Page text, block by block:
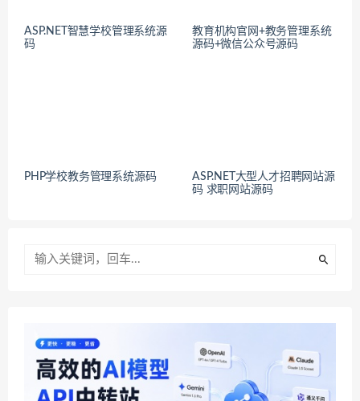
ASP.NET智慧学校管理系统源
码
教育机构官网+教务管理系统
源码+微信公众号源码
PHP学校教务管理系统源码
ASP.NET大型人才招聘网站源
码 求职网站源码